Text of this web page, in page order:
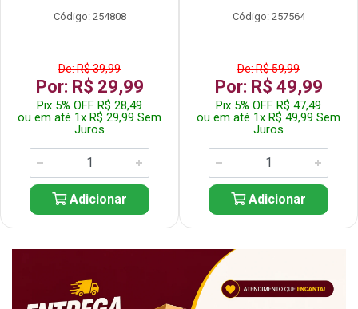
Código: 254808
De: R$ 39,99
Por: R$ 29,99
Pix 5% OFF R$ 28,49
ou em até 1x R$ 29,99 Sem
Juros
Adicionar
Código: 257564
De: R$ 59,99
Por: R$ 49,99
Pix 5% OFF R$ 47,49
ou em até 1x R$ 49,99 Sem
Juros
Adicionar